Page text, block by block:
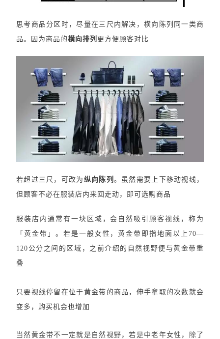
思考商品分区时，尽量在三尺内解决，横向陈列同一类商
品。因为商品的横向排列 更方便顾客对比
若超过三尺，可改为 纵向陈列 。虽然需要上下移动视线，
但顾客不必在服装店内来回走动，即可选购商品
服装店内通常有一块区域，会自然吸引顾客视线，称为
「黄金带」。若是一般女性，黄金带即指地面以上70—
120公分之间的区域，之前介绍的自然视野便与黄金带重
叠
只要视线停留在位于黄金带的商品，伸手拿取的次数就会
变多，购买机会也增加
当然黄金带不一定就是自然视野，若是中老年女性，除了